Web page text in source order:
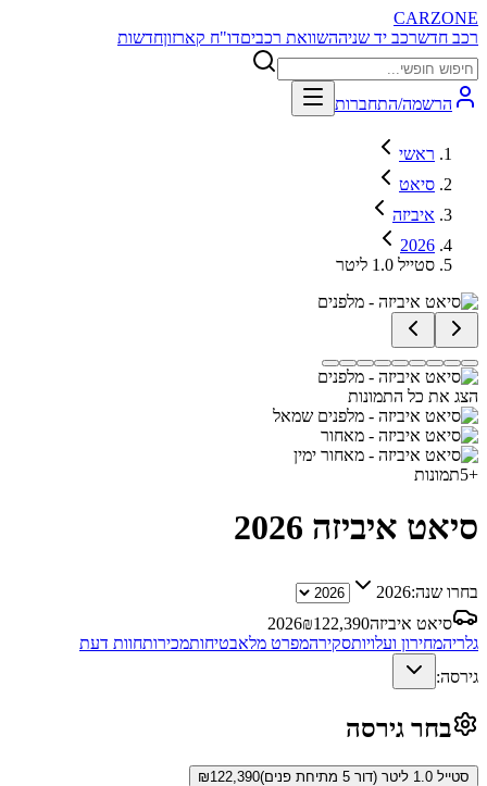
CARZONE
רכב חדשרכב יד שניההשוואת רכביםדו"ח קארזוןחדשות
הרשמה/התחברות
ראשי
סיאט
איביזה
2026
סטייל 1.0 ליטר
הצג את כל התמונות
+
5תמונות
סיאט איביזה 2026
בחרו שנה:2026
סיאט איביזה
2026₪122,390
גלריהמחירון ועלויותסקירהמפרט מלאבטיחותמכירותחוות דעת
גירסה:
בחר גירסה
סטייל 1.0 ליטר (דור 5 מתיחת פנים) ₪122,390